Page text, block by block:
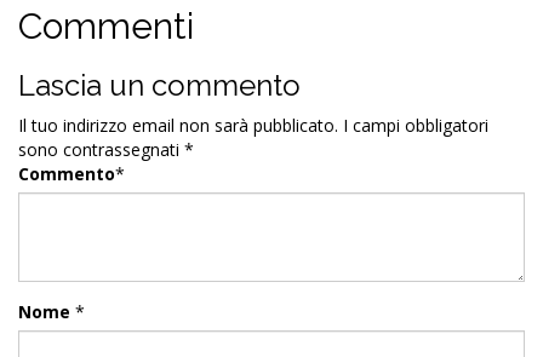
Commenti
Lascia un commento
Il tuo indirizzo email non sarà pubblicato. I campi obbligatori
sono contrassegnati *
Commento*
Nome *